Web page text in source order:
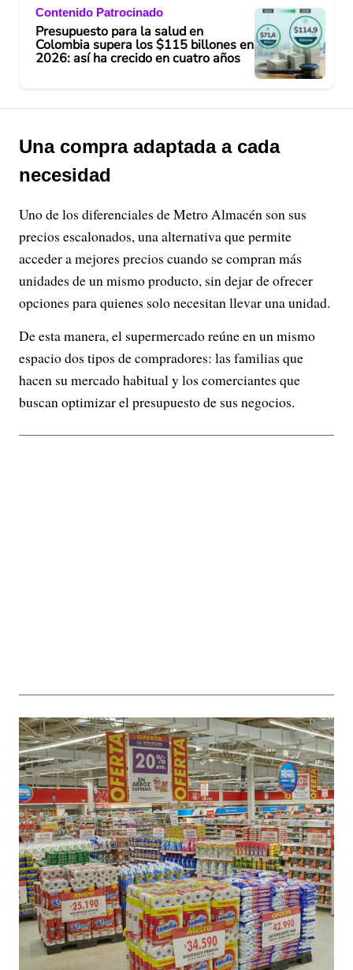
Contenido Patrocinado
Presupuesto para la salud en
Colombia supera los $115 billones en
2026: así ha crecido en cuatro años
Una compra adaptada a cada
necesidad
Uno de los diferenciales de Metro Almacén son sus
precios escalonados, una alternativa que permite
acceder a mejores precios cuando se compran más
unidades de un mismo producto, sin dejar de ofrecer
opciones para quienes solo necesitan llevar una unidad.
De esta manera, el supermercado reúne en un mismo
espacio dos tipos de compradores: las familias que
hacen su mercado habitual y los comerciantes que
buscan optimizar el presupuesto de sus negocios.